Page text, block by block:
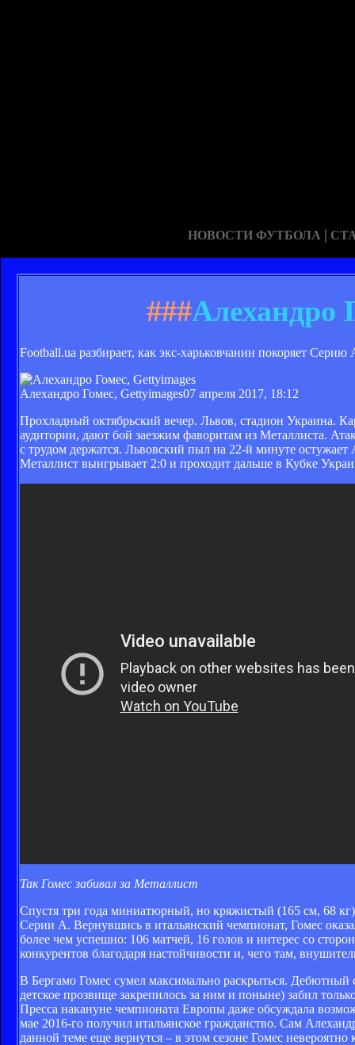
НОВОСТИ ФУТБОЛА |
###Алехандро
Football.ua разбирает, как экс-харьковчанин покоряет Серию
Алехандро Гомес, Gettyimages07 апреля 2017, 18:12
Прохладный октябрьский вечер. Львов, стадион Украина.
аудитории, дают бой заезжим фаворитам из Металлиста.
с трудом держатся. Львовский пыл на 22-й минуте остужает
Металлист выигрывает 2:0 и проходит дальше в Кубке
Так Гомес забивал за Металлист
Спустя три года миниатюрный, но кряжистый (165 см, 68
Серии А. Вернувшись в итальянский чемпионат, Гомес
более чем успешно: 106 матчей, 16 голов и интерес со
конкурентов благодаря настойчивости и, чего там,
В Бергамо Гомес сумел максимально раскрыться.
детское прозвище закрепилось за ним и поныне) забил
Пресса накануне чемпионата Европы даже обсуждала
мае 2016-го получил итальянское гражданство. Сам
данной теме еще вернутся – в этом сезоне Гомес невероятно